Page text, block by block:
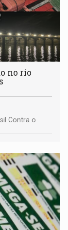
no rio
Contra o